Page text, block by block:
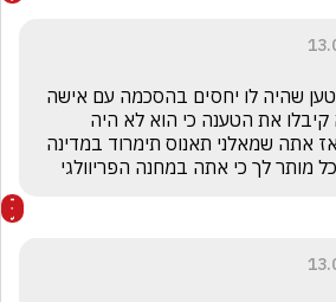
מותר לך כי אתה במחנה הפריוולגי